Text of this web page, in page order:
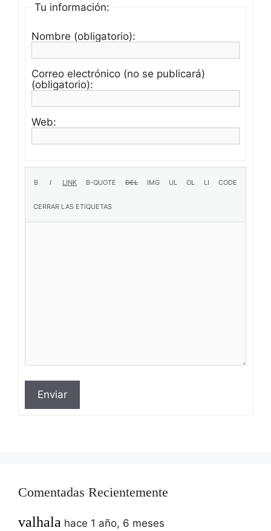
Tu información:
Nombre (obligatorio):
Correo electrónico (no se publicará)
(obligatorio):
Web:
Enviar
Comentadas Recientemente
valhala hace 1 año, 6 meses